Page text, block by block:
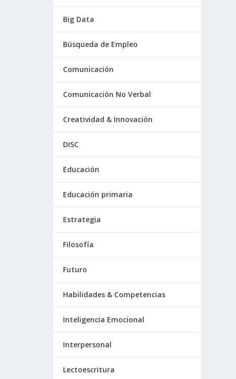
Big Data
Búsqueda de Empleo
Comunicación
Comunicación No Verbal
Creatividad & Innovación
DISC
Educación
Educación primaria
Estrategia
Filosofía
Futuro
Habilidades & Competencias
Inteligencia Emocional
Interpersonal
Lectoescritura